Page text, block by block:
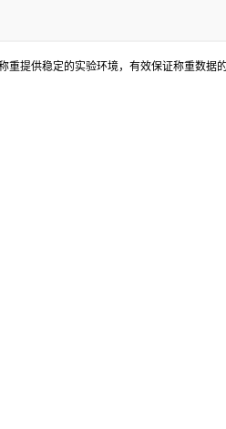
提供稳定的实验环境，有效保证称重数据